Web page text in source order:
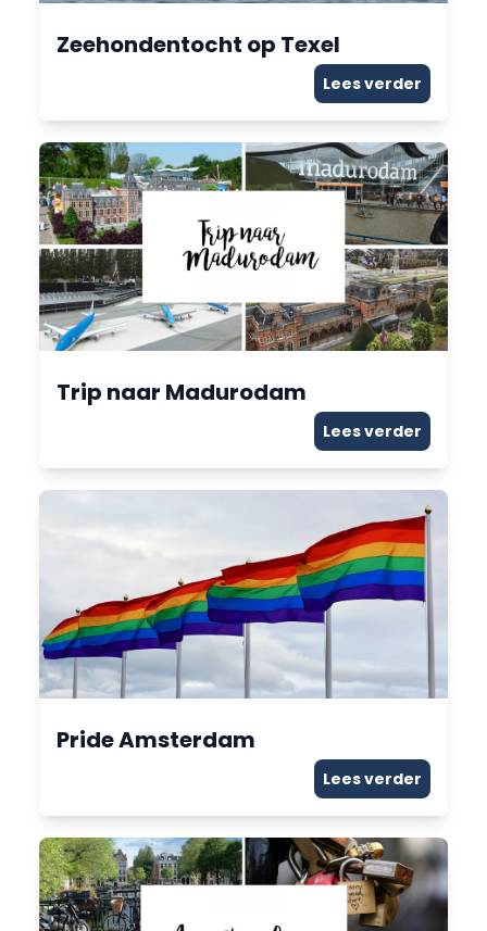
Zeehondentocht op Texel
Lees verder
Trip naar Madurodam
Lees verder
Pride Amsterdam
Lees verder